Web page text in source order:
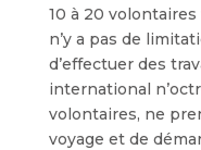
10 à 20
n’y a pas de
d’effectuer des
international
volontaires, ne
voyage et de